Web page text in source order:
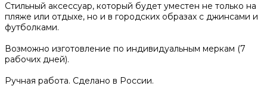
Стильный аксессуар, который будет уместен не только на
пляже или отдыхе, но и в городских образах с джинсами и
футболками.
Возможно изготовление по индивидуальным меркам (7
рабочих дней).
Ручная работа. Сделано в России.